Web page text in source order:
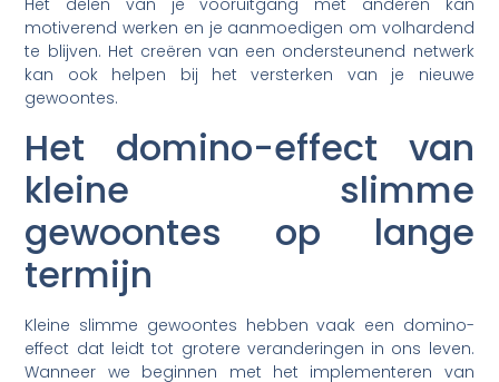
Het delen van je vooruitgang met anderen kan
motiverend werken en je aanmoedigen om volhardend
te blijven. Het creëren van een ondersteunend netwerk
kan ook helpen bij het versterken van je nieuwe
gewoontes.
Het domino-effect van
kleine slimme
gewoontes op lange
termijn
Kleine slimme gewoontes hebben vaak een domino-
effect dat leidt tot grotere veranderingen in ons leven.
Wanneer we beginnen met het implementeren van